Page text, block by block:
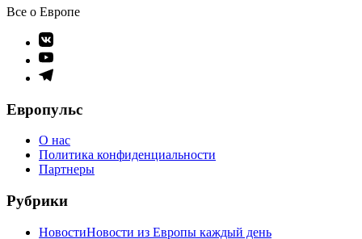
Все о Европе
Элемент
меню
Элемент
меню
Элемент
Европульс
О нас
Политика конфиденциальности
Партнеры
Рубрики
НовостиНовости из Европы каждый день